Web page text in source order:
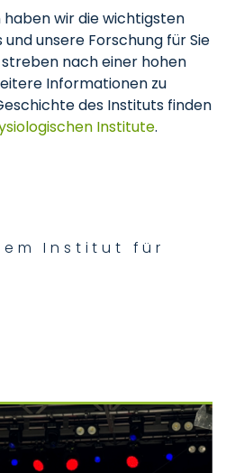
wir die wichtigsten
unsere Forschung für Sie
nach einer hohen
Informationen zu
des Instituts finden
Institute.
Institut für